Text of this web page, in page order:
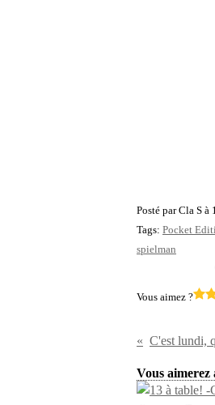
Posté par Cla S à
Tags: Pocket
spielman
Vous aimez ?
C'est lundi,
Vous aimerez